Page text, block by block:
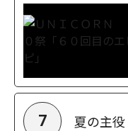
7 夏の主